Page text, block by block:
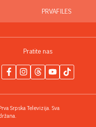
PRVAFILES
Pratite nas
Srpska Televizija. Sva